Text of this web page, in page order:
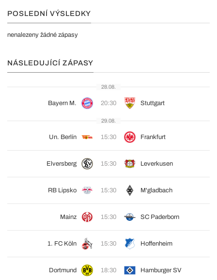
POSLEDNÍ VÝSLEDKY
nenalezeny žádné zápasy
NÁSLEDUJÍCÍ ZÁPASY
28.08.
Bayern M. 20:30 Stuttgart
29.08.
Un. Berlín 15:30 Frankfurt
Elversberg 15:30 Leverkusen
RB Lipsko 15:30 M'gladbach
Mainz 15:30 SC Paderborn
1. FC Köln 15:30 Hoffenheim
Dortmund 18:30 Hamburger SV